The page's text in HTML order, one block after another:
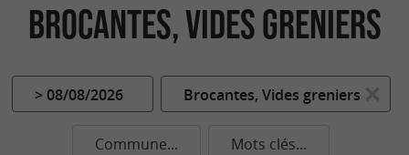
Brocantes, Vides greniers
> 08/08/2026 Brocantes, Vides greniers
Commune... Mots clés...